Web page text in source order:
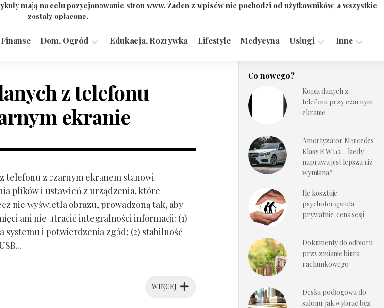
mają na celu pozycjonowanie stron www. Żaden z wpisów nie pochodzi od użytkowników, a wszystkie
zostały opłacone.
Dom, Ogród Edukacja, Rozrywka Lifestyle Medycyna Usługi
Technologie
Inne
z telefonu
ekranie
telefonu z czarnym ekranem stanowi
plików i ustawień z urządzenia, które
nie wyświetla obrazu, prowadzoną tak, aby
ani nie utracić integralności informacji: (1)
systemu i potwierdzenia zgód; (2) stabilność
WIĘCEJ
Co nowego?
Kopia danych z
telefonu przy czarnym
ekranie
Amortyzator Mercedes
Klasy E W212 – kiedy
naprawa jest lepsza niż
wymiana?
Ile kosztuje
psychoterapeuta
prywatnie: cena sesji
Dokumenty do odbioru
przy zmianie biura
rachunkowego
Deska podłogowa do
salonu: jak wybrać bez